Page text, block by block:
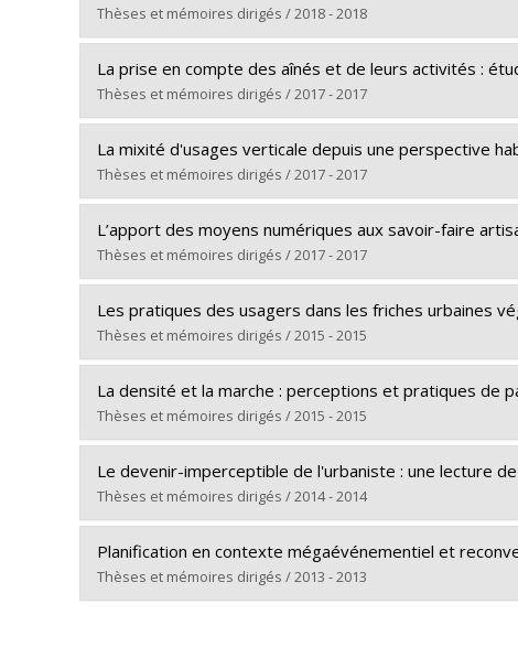
Cycle : Master's
Grade :M. Sc. A.
Lien vers le document dans Papyrus
Thèses et mémoires dirigés / 2018 - 2018
Graduate : Dubois, Anne-Julie
Cycle : Master's
Grade :M. Urb.
Lien vers le document dans Papyrus
La prise en compte des aînés et de leurs activités :
Thèses et mémoires dirigés / 2017 - 2017
Graduate :Feillou, Isabelle
Cycle : Doctoral
Grade :Ph. D.
Lien vers le document dans Papyrus
La mixité d'usages verticale depuis une perspective
Thèses et mémoires dirigés / 2017 - 2017
Graduate :Deborne, Elise
Cycle : Master's
Grade :M. Urb.
Lien vers le document dans Papyrus
L’apport des moyens numériques aux savoir-faire
Thèses et mémoires dirigés / 2017 - 2017
Graduate :Mnajja, Houssem Eddine
Cycle : Master's
Grade :M. Sc. A.
Lien vers le document dans Papyrus
Les pratiques des usagers dans les friches urbaines
Thèses et mémoires dirigés / 2015 - 2015
Graduate :Mailhot-Léonard, Maude
Cycle : Master's
Grade :M. Urb.
Lien vers le document dans Papyrus
La densité et la marche : perceptions et pratiques de
Thèses et mémoires dirigés / 2015 - 2015
Graduate :Butzbach, Camille
Cycle : Master's
Grade :M. Sc. A.
Lien vers le document dans Papyrus
Le devenir-imperceptible de l'urbaniste : une lecture
Thèses et mémoires dirigés / 2014 - 2014
Graduate :Banville, Marie-Sophie
Cycle : Master's
Grade :M. Urb.
Planification en contexte mégaévénementiel et
Thèses et mémoires dirigés / 2013 - 2013